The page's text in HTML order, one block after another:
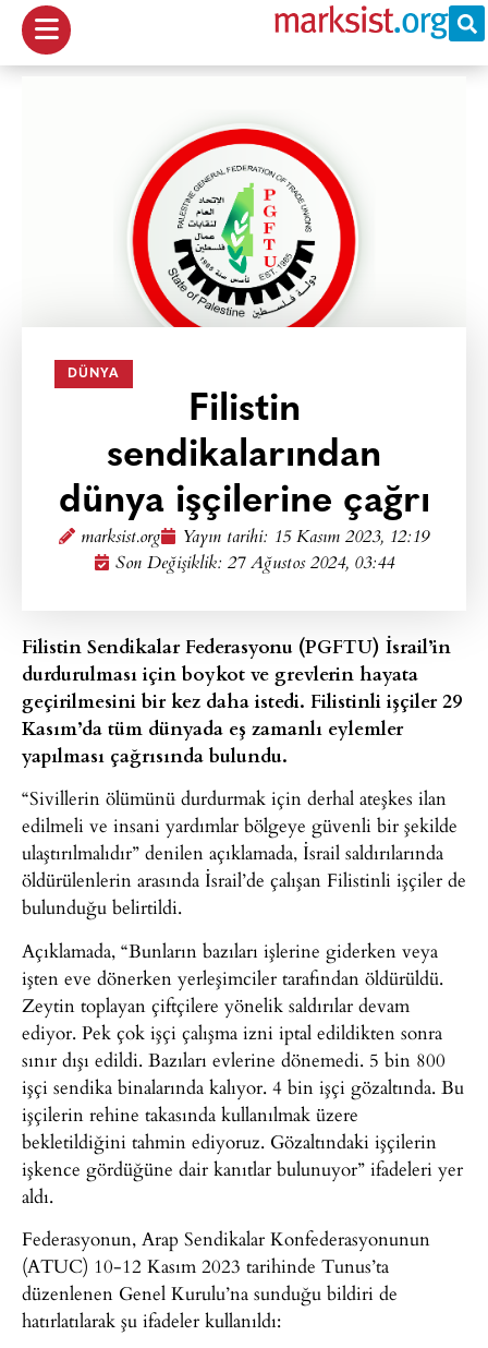
DÜNYA
Filistin
sendikalarından
dünya işçilerine çağrı
marksist.org Yayın tarihi: 15 Kasım 2023, 12:19
Son Değişiklik: 27 Ağustos 2024, 03:44
Filistin Sendikalar Federasyonu (PGFTU) İsrail’in
durdurulması için boykot ve grevlerin hayata
geçirilmesini bir kez daha istedi. Filistinli işçiler 29
Kasım’da tüm dünyada eş zamanlı eylemler
yapılması çağrısında bulundu.
“Sivillerin ölümünü durdurmak için derhal ateşkes ilan
edilmeli ve insani yardımlar bölgeye güvenli bir şekilde
ulaştırılmalıdır” denilen açıklamada, İsrail saldırılarında
öldürülenlerin arasında İsrail’de çalışan Filistinli işçiler de
bulunduğu belirtildi.
Açıklamada, “Bunların bazıları işlerine giderken veya
işten eve dönerken yerleşimciler tarafından öldürüldü.
Zeytin toplayan çiftçilere yönelik saldırılar devam
ediyor. Pek çok işçi çalışma izni iptal edildikten sonra
sınır dışı edildi. Bazıları evlerine dönemedi. 5 bin 800
işçi sendika binalarında kalıyor. 4 bin işçi gözaltında. Bu
işçilerin rehine takasında kullanılmak üzere
bekletildiğini tahmin ediyoruz. Gözaltındaki işçilerin
işkence gördüğüne dair kanıtlar bulunuyor” ifadeleri yer
aldı.
Federasyonun, Arap Sendikalar Konfederasyonunun
(ATUC) 10-12 Kasım 2023 tarihinde Tunus’ta
düzenlenen Genel Kurulu’na sunduğu bildiri de
hatırlatılarak şu ifadeler kullanıldı: